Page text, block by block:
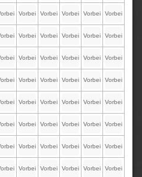
Vorbei Vorbei Vorbei Vorbei Vorbei
Vorbei Vorbei Vorbei Vorbei Vorbei
Vorbei Vorbei Vorbei Vorbei Vorbei
Vorbei Vorbei Vorbei Vorbei Vorbei
Vorbei Vorbei Vorbei Vorbei Vorbei
Vorbei Vorbei Vorbei Vorbei Vorbei
Vorbei Vorbei Vorbei Vorbei Vorbei
Vorbei Vorbei Vorbei Vorbei Vorbei